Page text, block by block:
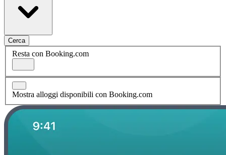
Cerca
Resta con Booking.com
Mostra alloggi disponibili con Booking.com